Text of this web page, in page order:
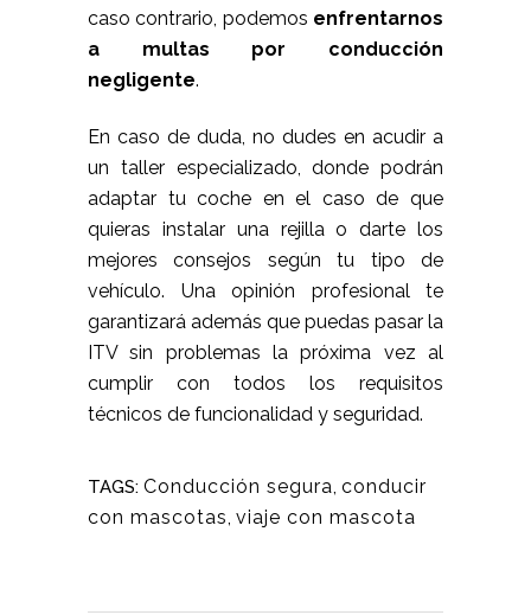
caso contrario, podemos enfrentarnos
a multas por conducción
negligente.
En caso de duda, no dudes en acudir a
un taller especializado, donde podrán
adaptar tu coche en el caso de que
quieras instalar una rejilla o darte los
mejores consejos según tu tipo de
vehículo. Una opinión profesional te
garantizará además que puedas pasar la
ITV sin problemas la próxima vez al
cumplir con todos los requisitos
técnicos de funcionalidad y seguridad.
TAGS: Conducción segura conducir
con mascotas viaje con mascota